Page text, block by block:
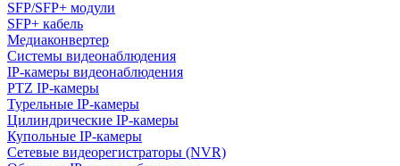
SFP/SFP+ модули
SFP+ кабель
Медиаконвертер
Системы видеонаблюдения
IP-камеры видеонаблюдения
PTZ IP-камеры
Турельные IP-камеры
Цилиндрические IP-камеры
Купольные IP-камеры
Сетевые видеорегистраторы (NVR)